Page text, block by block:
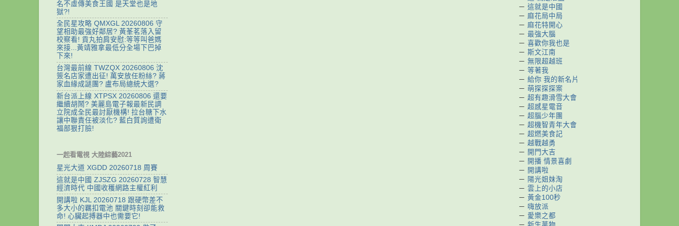
名不虛傳美食王國 是天堂也是地
獄?!
全民星攻略 QMXGL 20260806 守
望相助最強好鄰居? 黃莑茗落入留
校察看! 貢丸拍肩安慰:等等叫爸媽
來接...黃靖雅拿最低分全場下巴掉
下來!
台灣最前線 TWZQX 20260806 沈
簽名店家遭出征! 萬安放任粉絲? 蔣
家血緣成謎團? 盧布局總統大選?
新台派上線 XTPSX 20260806 還要
繼續胡鬧? 美麗島電子報最新民調
立院成全民最討厭機構! 拉台糖下水
讓中聯責任被淡化? 藍白質詢遭衛
福部狠打臉!
一起看電視 大陸綜藝2021
星光大道 XGDD 20260718 周賽
這就是中國 ZJSZG 20260728 智慧
經濟時代 中國收穫網路主權紅利
開講啦 KJL 20260718 跟硬幣差不
多大小的羈扣電池 關鍵時刻卻能救
命! 心臟起搏器中也需要它!
－ 這就是中國
－ 麻花局中局
－ 麻花特開心
－ 最強大腦
－ 喜歡你我也是
－ 斯文江南
－ 無限超越班
－ 等著我
－ 給你 我的新名片
－ 萌探探探案
－ 超有趣滑雪大會
－ 超感星電音
－ 超腦少年團
－ 超機智青年大會
－ 超燃美食記
－ 越戰越勇
－ 開門大吉
－ 開播 情景喜劇
－ 開講啦
－ 陽光姐妹淘
－ 雲上的小店
－ 黃金100秒
－ 嗨放派
－ 愛樂之都